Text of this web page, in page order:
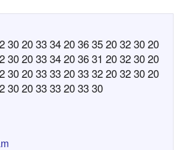
30 20 33 34 20 36 35 20 32 30 20
30 20 33 34 20 36 31 20 32 30 20
30 20 33 33 20 33 32 20 32 30 20
30 20 33 33 20 33 30